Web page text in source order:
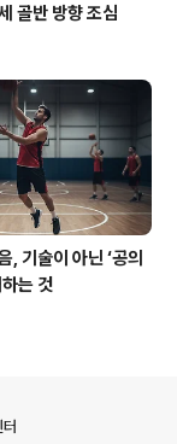
골반 방향 조심
, 기술이 아닌 ‘공의
는 것